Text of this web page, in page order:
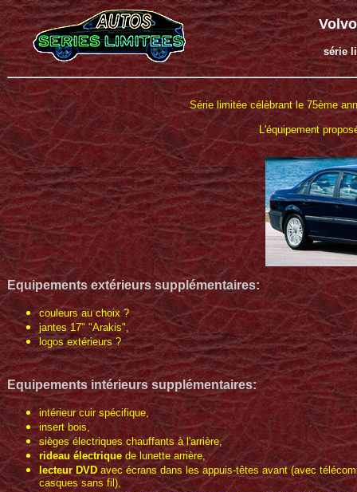
série
Série limitée célèbrant le 75ème
L'équipement
Equipements extérieurs supplémentaires:
couleurs au choix ?
jantes 17" "Arakis",
logos extérieurs ?
Equipements intérieurs supplémentaires:
intérieur cuir spécifique,
insert bois,
sièges électriques chauffants à l'arrière,
rideau électriquede lunette arrière,
lecteur DVDavec écrans dans les appuis-têtes avant (avec
casques sans fil),